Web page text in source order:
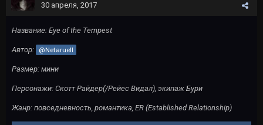
30 апреля, 2017
Название: Eye of the Tempest
Автор: @Netaruell
Размер: мини
Персонажи: Скотт Райдер(/Рейес Видал), экипаж Бури
Жанр: повседневность, романтика, ER (Established Relationship)